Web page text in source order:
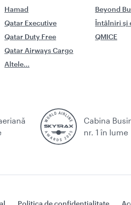
Hamad
Qatar Executive
Qatar Duty Free
Qatar Airways Cargo
Altele...
Beyond
Întâlniri și
QMICE
Cabina
nr. 1 în lume
Politica de confidențialitate